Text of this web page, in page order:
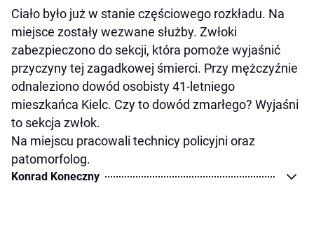
Ciało było już w stanie częściowego rozkładu. Na
miejsce zostały wezwane służby. Zwłoki
zabezpieczono do sekcji, która pomoże wyjaśnić
przyczyny tej zagadkowej śmierci. Przy mężczyźnie
odnaleziono dowód osobisty 41-letniego
mieszkańca Kielc. Czy to dowód zmarłego? Wyjaśni
to sekcja zwłok.
Na miejscu pracowali technicy policyjni oraz
patomorfolog.
Konrad Koneczny